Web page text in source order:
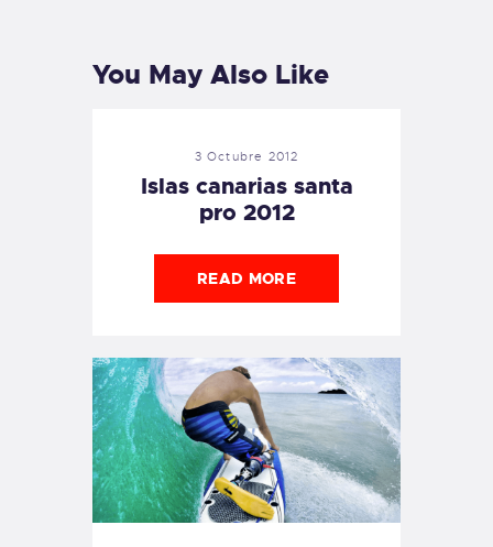
You May Also Like
3 Octubre 2012
Islas canarias santa
pro 2012
READ MORE